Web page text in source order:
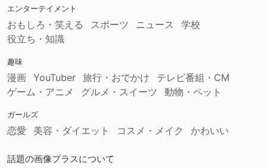
エンターテイメント
おもしろ・笑える スポーツ ニュース
学校
役立ち・知識
趣味
漫画 YouTuber 旅行・おでかけ
テレビ番組・CM
ゲーム・アニメ
グルメ・スイーツ 動物・ペット
ガールズ
恋愛 美容・ダイエット コスメ・メイク かわいい
話題の画像プラスについて